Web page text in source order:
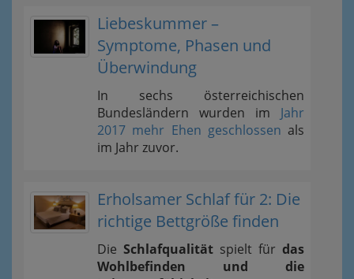
Liebeskummer –
Symptome, Phasen und
Überwindung
In sechs österreichischen
Bundesländern wurden im Jahr
2017 mehr Ehen geschlossen als
im Jahr zuvor.
Erholsamer Schlaf für 2: Die
richtige Bettgröße finden
Die Schlafqualität spielt für das
Wohlbefinden und die